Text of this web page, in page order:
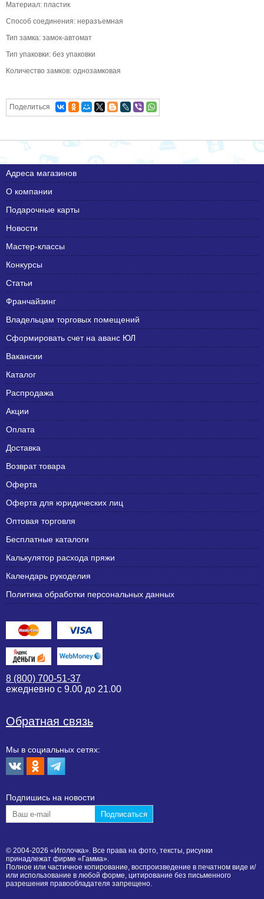
Материал: пластик
Способ соединения: неразъемная
Тип замка: замок-автомат
Тип упаковки: без упаковки
Количество замков: однозамковая
Поделиться
Адреса магазинов
О компании
Подарочные карты
Новости
Мастер-классы
Конкурсы
Статьи
Франчайзинг
Владельцам торговых помещений
Сформировать счет на аванс ЮЛ
Вакансии
Каталог
Распродажа
Акции
Оплата
Доставка
Возврат товара
Оферта
Оферта для юридических лиц
Оптовая торговля
Бесплатные каталоги
Калькулятор расхода пряжи
Календарь рукоделия
Политика обработки персональных данных
8 (800) 700-51-37
ежедневно с 9.00 до 21.00
Обратная связь
Мы в социальных сетях:
Подпишиcь на новости
© 2004-2026 «Иголочка». Все права на фото, тексты, рисунки
принадлежат фирме «Гамма».
Полное или частичное копирование, воспроизведение в печатном виде и/
или использование в любой форме, цитирование без письменного
разрешения правообладателя запрещено.